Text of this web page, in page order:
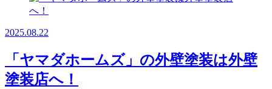
2025.08.22
「ヤマダホームズ」の外壁塗装は外壁
塗装店へ！